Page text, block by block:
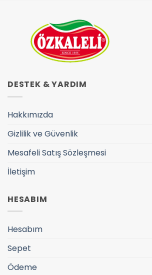
DESTEK & YARDIM
Hakkımızda
Gizlilik ve Güvenlik
Mesafeli Satış Sözleşmesi
İletişim
HESABIM
Hesabım
Sepet
Ödeme